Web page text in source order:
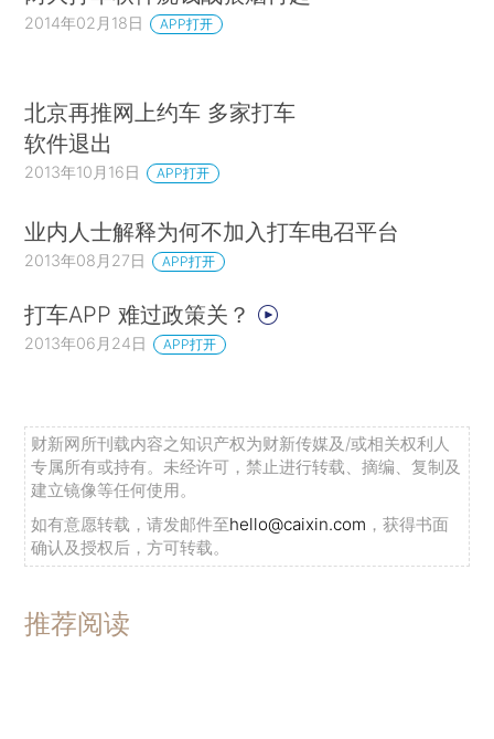
2014年02月18日 APP打开
北京再推网上约车 多家打车
软件退出
2013年10月16日 APP打开
业内人士解释为何不加入打车电召平台
2013年08月27日 APP打开
打车APP 难过政策关？
2013年06月24日 APP打开
财新网所刊载内容之知识产权为财新传媒及/或相关权利人
专属所有或持有。未经许可，禁止进行转载、摘编、复制及
建立镜像等任何使用。
如有意愿转载，请发邮件至hello@caixin.com ，获得书面
确认及授权后，方可转载。
推荐阅读